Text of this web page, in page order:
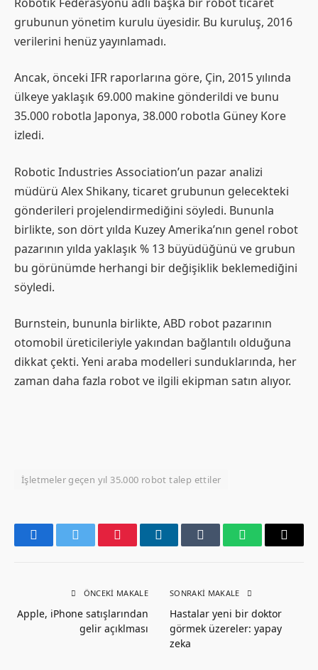
grubunun yönetim kurulu üyesidir. Bu kuruluş, 2016
verilerini henüz yayınlamadı.
Ancak, önceki IFR raporlarına göre, Çin, 2015 yılında
ülkeye yaklaşık 69.000 makine gönderildi ve bunu
35.000 robotla Japonya, 38.000 robotla Güney Kore
izledi.
Robotic Industries Association’un pazar analizi
müdürü Alex Shikany, ticaret grubunun gelecekteki
gönderileri projelendirmediğini söyledi. Bununla
birlikte, son dört yılda Kuzey Amerika’nın genel robot
pazarının yılda yaklaşık % 13 büyüdüğünü ve grubun
bu görünümde herhangi bir değişiklik beklemediğini
söyledi.
Burnstein, bununla birlikte, ABD robot pazarının
otomobil üreticileriyle yakından bağlantılı olduğuna
dikkat çekti. Yeni araba modelleri sunduklarında, her
zaman daha fazla robot ve ilgili ekipman satın alıyor.
İşletmeler geçen yıl 35.000 robot talep ettiler
FacebookTwitter PinterestLinkedInTumblr WhatsAppEmail
ÖNCEKI MAKALE
Apple, iPhone satışlarından
gelir açıklması
SONRAKI MAKALE
Hastalar yeni bir doktor
görmek üzereler: yapay
zeka